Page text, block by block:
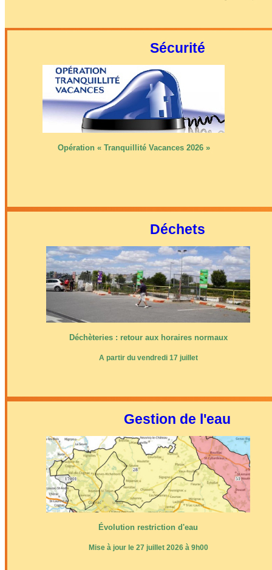
Sécurité
Opération « Tranquillité Vacances 2026 »
Déchets
Déchèteries : retour aux horaires normaux
A partir du vendredi 17 juillet
Gestion de l'eau
Évolution restriction d'eau
Mise à jour le 27 juillet 2026 à 9h00